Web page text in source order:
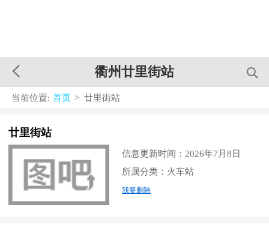
衢州廿里街站
当前位置: 首页 > 廿里街站
廿里街站
信息更新时间：2026年7月8日
所属分类：火车站
我要删除